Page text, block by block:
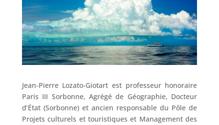
Jean-Pierre Lozato-Giotart est professeur honoraire
Paris III Sorbonne, Agrégé de Géographie, Docteur
d’État (Sorbonne) et ancien responsable du Pôle de
Projets culturels et touristiques et Management des